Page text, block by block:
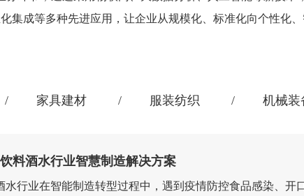
成等多种先进应用，让企业从规模化、标准化向个性化、
家具建材 服装纺织 机械装
料酒水行业智慧制造解决方案
水行业在智能制造转型过程中，遇到疫情防控食品感染、开